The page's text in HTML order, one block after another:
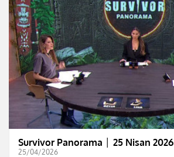
Survivor Panorama │ 25 Nisan 2026
25/04/2026